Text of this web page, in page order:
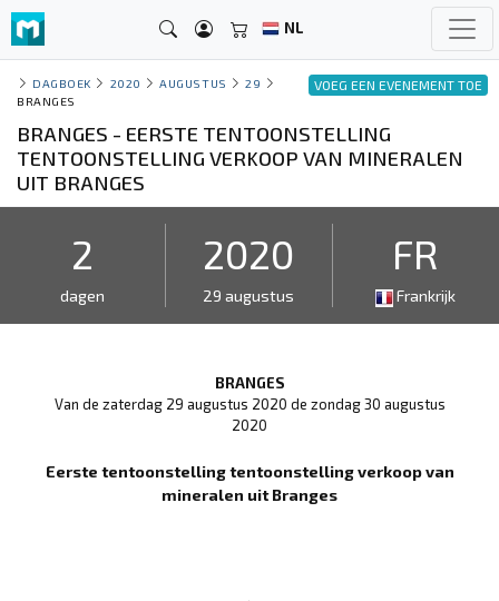
NL
VOEG EEN EVENEMENT TOE
DAGBOEK 2020 AUGUSTUS
29
BRANGES
BRANGES - EERSTE TENTOONSTELLING
TENTOONSTELLING VERKOOP VAN MINERALEN
UIT BRANGES
2
dagen
2020
29 augustus
FR
Frankrijk
BRANGES
Van de zaterdag 29 augustus 2020 de zondag 30 augustus
2020
Eerste tentoonstelling tentoonstelling verkoop van
mineralen uit Branges